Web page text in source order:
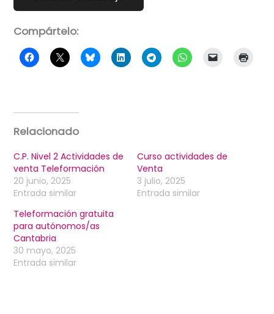
Compártelo:
Relacionado
C.P. Nivel 2 Actividades de
venta Teleformación
20 junio, 2025
Entrada similar
Curso actividades de
Venta
3 julio, 2025
Entrada similar
Teleformación gratuita
para autónomos/as
Cantabria
30 mayo, 2025
Entrada similar